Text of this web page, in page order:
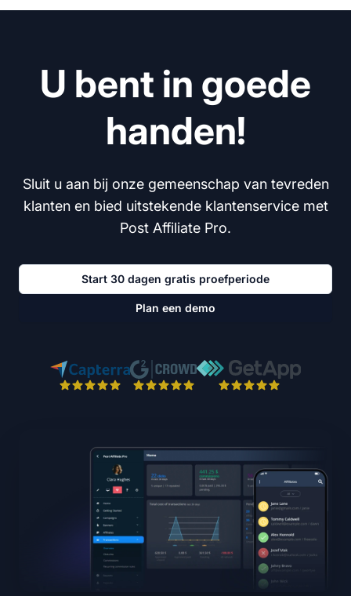
U bent in goede
handen!
Sluit u aan bij onze gemeenschap van tevreden
klanten en bied uitstekende klantenservice met
Post Affiliate Pro.
Start 30 dagen gratis proefperiode
Plan een demo